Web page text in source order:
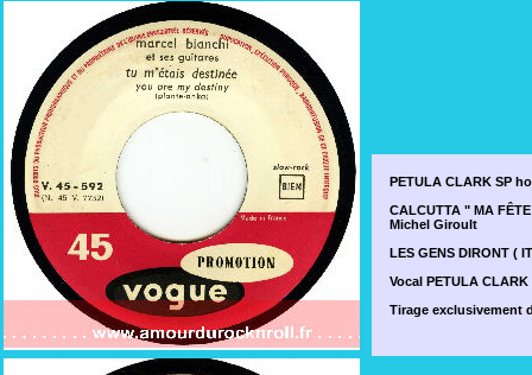
PETULA CLARK SP
CALCUTTA " MA
Michel Giroult
LES GENS DIRONT (
Vocal PETULA
Tirage exclusivement